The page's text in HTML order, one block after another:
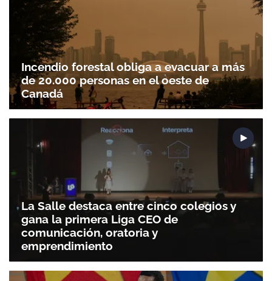
Gracias por suscribirte a nuestro boletín.
Incendio forestal obliga a evacuar a más
de 20.000 personas en el oeste de
Canadá
La Salle destaca entre cinco colegios y
gana la primera Liga CEO de
comunicación, oratoria y
emprendimiento